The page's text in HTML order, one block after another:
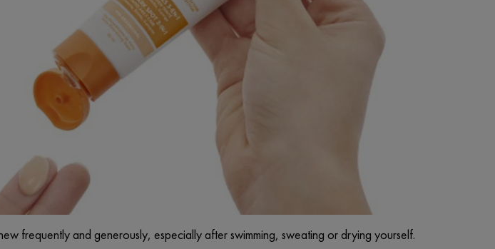
frequently and generously, especially after swimming, sweating or drying yourself.